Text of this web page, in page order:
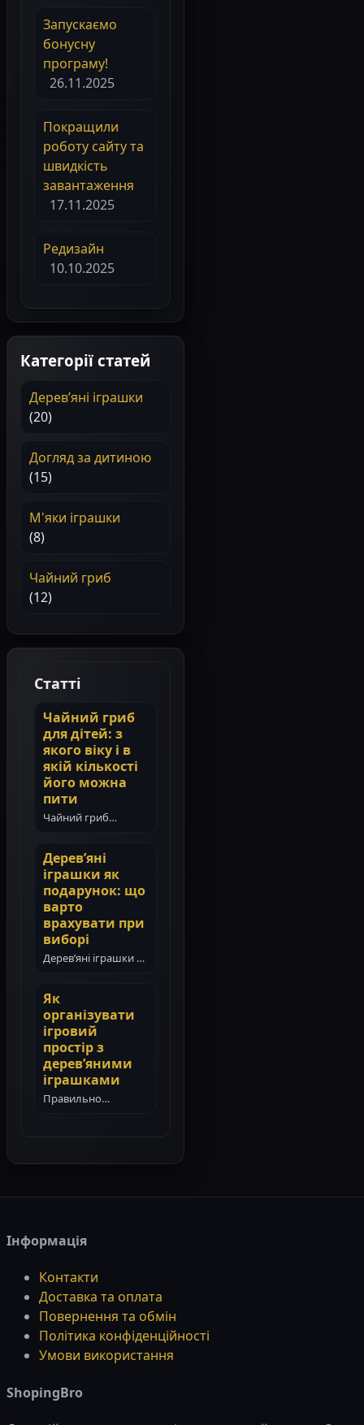
Запускаємо
бонусну
програму!
26.11.2025
Покращили
роботу сайту та
швидкість
завантаження
17.11.2025
Редизайн
10.10.2025
Категорії статей
Деревʼяні іграшки
(20)
Догляд за дитиною
(15)
М'яки іграшки
(8)
Чайний гриб
(12)
Статті
Чайний гриб
для дітей: з
якого віку і в
якій кількості
його можна
пити
Чайний гриб
навіть у сім’ях з
маленькими
дітьми. Батьки все…
Дерев’яні
іграшки як
подарунок: що
варто
врахувати при
виборі
Дерев’яні іграшки —
подарунок для
дитини. Вони не
тільки…
Як
організувати
ігровий
простір з
дерев’яними
іграшками
Правильно
Інформація
Контакти
Доставка та оплата
Повернення та обмін
Політика конфіденційності
Умови використання
ShopingBro